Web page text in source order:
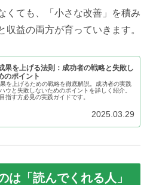
くても、「小さな改善」を積み
益の両方が育っていきます。
果を上げる法則：成功者の戦略と失敗し
のポイント
を上げるための戦略を徹底解説。成功者の実践
ウと失敗しないためのポイントを詳しく紹介。
指す方必見の実践ガイドです。
2025.03.29
は「読んでくれる人」